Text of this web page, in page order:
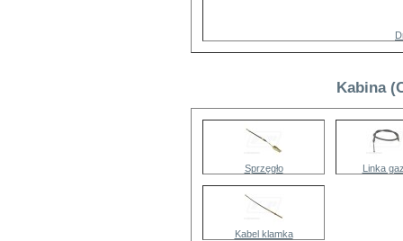
Kabina
Sprzęgło Linka
Kabel klamka